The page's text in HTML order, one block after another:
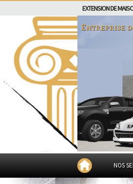
EXTENSION DE
Entreprise
NOS